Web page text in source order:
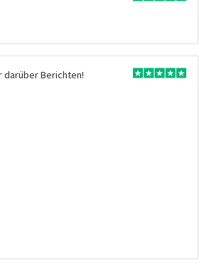
darüber Berichten!